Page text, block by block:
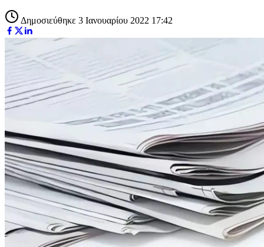
Δημοσιεύθηκε 3 Ιανουαρίου 2022 17:42